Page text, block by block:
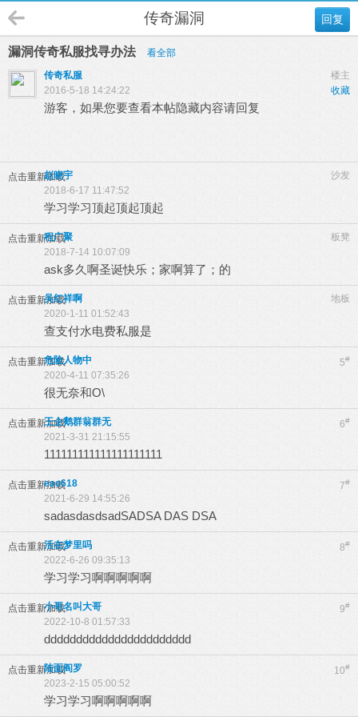
回复
传奇漏洞
漏洞传奇私服找寻办法
看全部
楼主
传奇私服
收藏
2016-5-18 14:24:22
游客，如果您要查看本帖隐藏内容请回复
点击重新加载 沙发
赵晓宇
2018-6-17 11:47:52
学习学习顶起顶起顶起
点击重新加载 板凳
程广聚
2018-7-14 10:07:09
ask多久啊圣诞快乐；家啊算了；的
点击重新加载 地板
吴红祥啊
2020-1-11 01:52:43
查支付水电费私服是
点击重新加载 5#
危险人物中
2020-4-11 07:35:26
很无奈和O\
点击重新加载 6#
王企鹅群翁群无
2021-3-31 21:15:55
111111111111111111111
点击重新加载 7#
eao618
2021-6-29 14:55:26
sadasdasdsadSADSA DAS DSA
点击重新加载 8#
活在梦里吗
2022-6-26 09:35:13
学习学习啊啊啊啊啊
点击重新加载 9#
小哥名叫大哥
2022-10-8 01:57:33
ddddddddddddddddddddddd
点击重新加载 10#
陆面阎罗
2023-2-15 05:00:52
学习学习啊啊啊啊啊